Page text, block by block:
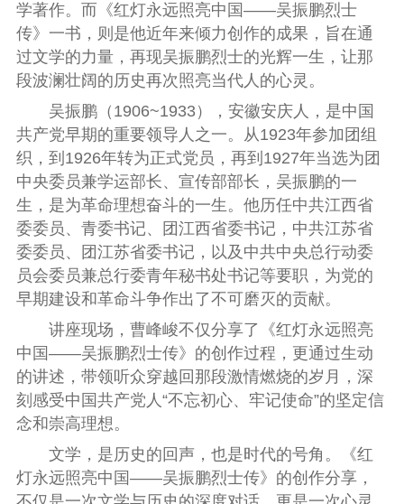
学著作。而《红灯永远照亮中国——吴振鹏烈士
传》一书，则是他近年来倾力创作的成果，旨在通
过文学的力量，再现吴振鹏烈士的光辉一生，让那
段波澜壮阔的历史再次照亮当代人的心灵。
吴振鹏（1906~1933），安徽安庆人，是中国
共产党早期的重要领导人之一。从1923年参加团组
织，到1926年转为正式党员，再到1927年当选为团
中央委员兼学运部长、宣传部部长，吴振鹏的一
生，是为革命理想奋斗的一生。他历任中共江西省
委委员、青委书记、团江西省委书记，中共江苏省
委委员、团江苏省委书记，以及中共中央总行动委
员会委员兼总行委青年秘书处书记等要职，为党的
早期建设和革命斗争作出了不可磨灭的贡献。
讲座现场，曹峰峻不仅分享了《红灯永远照亮
中国——吴振鹏烈士传》的创作过程，更通过生动
的讲述，带领听众穿越回那段激情燃烧的岁月，深
刻感受中国共产党人“不忘初心、牢记使命”的坚定信
念和崇高理想。
文学，是历史的回声，也是时代的号角。《红
灯永远照亮中国——吴振鹏烈士传》的创作分享，